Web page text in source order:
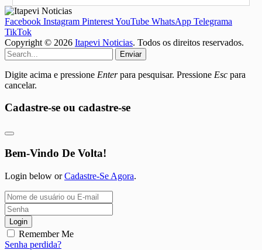
Facebook Instagram PinterestYouTube WhatsApp Telegrama
TikTok
Copyright © 2026 Itapevi Noticias. Todos os direitos reservados.
Enviar
Digite acima e pressione Enterpara pesquisar. Pressione Esc para
cancelar.
Cadastre-se ou cadastre-se
Bem-Vindo De Volta!
Login below orCadastre-Se Agora.
Login
Remember Me
Senha perdida?